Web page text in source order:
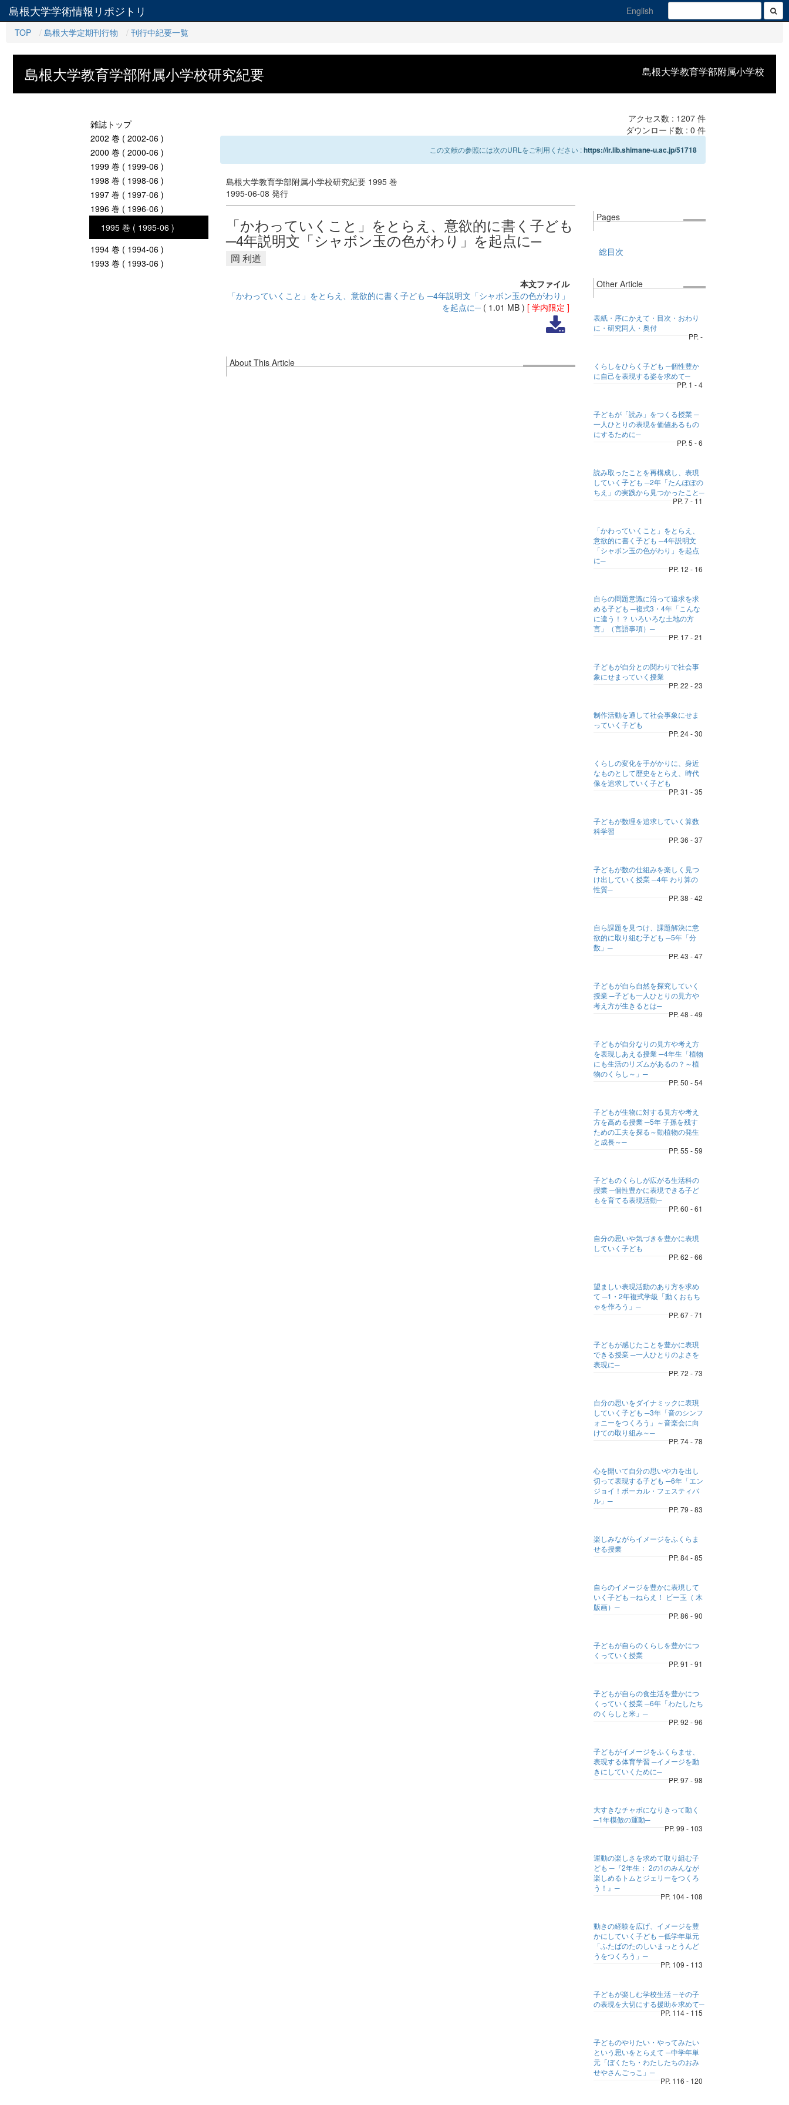
島根大学学術情報リポジトリ
English
TOP
島根大学定期刊行物 刊行中紀要一覧
島根大学教育学部附属小学校
島根大学教育学部附属小学校研究紀要
雑誌トップ
2002 巻 ( 2002-06 )
2000 巻 ( 2000-06 )
1999 巻 ( 1999-06 )
1998 巻 ( 1998-06 )
1997 巻 ( 1997-06 )
1996 巻 ( 1996-06 )
1995 巻 ( 1995-06 )
1994 巻 ( 1994-06 )
1993 巻 ( 1993-06 )
アクセス数 : 1207件
ダウンロード数 : 0 件
この文献の参照には次のURLをご利用ください :https://ir.lib.shimane-u.ac.jp/51718
島根大学教育学部附属小学校研究紀要 1995 巻
1995-06-08 発行
「かわっていくこと」をとらえ、意欲的に書く子ども
─4年説明文「シャボン玉の色がわり」を起点に─
岡 利道
本文ファイル
「かわっていくこと」をとらえ、意欲的に書く子ども ─4年説明文「シャボン玉の色がわり」
を起点に─ ( 1.01 MB )[ 学内限定 ]
About This Article
Pages
総目次
Other Article
表紙・序にかえて・目次・おわり
に・研究同人・奥付
PP. -
くらしをひらく子ども ─個性豊か
に自己を表現する姿を求めて─
PP. 1 - 4
子どもが「読み」をつくる授業 ─
一人ひとりの表現を価値あるもの
にするために─
PP. 5 - 6
読み取ったことを再構成し、表現
していく子ども ─2年「たんぽぽの
ちえ」の実践から見つかったこと─
PP. 7 - 11
「かわっていくこと」をとらえ、
意欲的に書く子ども ─4年説明文
「シャボン玉の色がわり」を起点
に─
PP. 12 - 16
自らの問題意識に沿って追求を求
める子ども ─複式3・4年「こんな
に違う！？ いろいろな土地の方
言」（言語事項）─
PP. 17 - 21
子どもが自分との関わりで社会事
象にせまっていく授業
PP. 22 - 23
制作活動を通して社会事象にせま
っていく子ども
PP. 24 - 30
くらしの変化を手がかりに、身近
なものとして歴史をとらえ、時代
像を追求していく子ども
PP. 31 - 35
子どもが数理を追求していく算数
科学習
PP. 36 - 37
子どもが数の仕組みを楽しく見つ
け出していく授業 ─4年 わり算の
性質─
PP. 38 - 42
自ら課題を見つけ、課題解決に意
欲的に取り組む子ども ─5年「分
数」─
PP. 43 - 47
子どもが自ら自然を探究していく
授業 ─子ども一人ひとりの見方や
考え方が生きるとは─
PP. 48 - 49
子どもが自分なりの見方や考え方
を表現しあえる授業 ─4年生「植物
にも生活のリズムがあるの？～植
物のくらし～」─
PP. 50 - 54
子どもが生物に対する見方や考え
方を高める授業 ─5年 子孫を残す
ための工夫を探る～動植物の発生
と成長～─
PP. 55 - 59
子どものくらしが広がる生活科の
授業 ─個性豊かに表現できる子ど
もを育てる表現活動─
PP. 60 - 61
自分の思いや気づきを豊かに表現
していく子ども
PP. 62 - 66
望ましい表現活動のあり方を求め
て ─1・2年複式学級「動くおもち
ゃを作ろう」─
PP. 67 - 71
子どもが感じたことを豊かに表現
できる授業 ─一人ひとりのよさを
表現に─
PP. 72 - 73
自分の思いをダイナミックに表現
していく子ども ─3年「音のシンフ
ォニーをつくろう」～音楽会に向
けての取り組み～─
PP. 74 - 78
心を開いて自分の思いや力を出し
切って表現する子ども ─6年「エン
ジョイ！ボーカル・フェスティバ
ル」─
PP. 79 - 83
楽しみながらイメージをふくらま
せる授業
PP. 84 - 85
自らのイメージを豊かに表現して
いく子ども ─ねらえ！ ビー玉（ 木
版画）─
PP. 86 - 90
子どもが自らのくらしを豊かにつ
くっていく授業
PP. 91 - 91
子どもが自らの食生活を豊かにつ
くっていく授業 ─6年「わたしたち
のくらしと米」─
PP. 92 - 96
子どもがイメージをふくらませ、
表現する体育学習 ─イメージを動
きにしていくために─
PP. 97 - 98
大すきなチャボになりきって動く
─1年模倣の運動─
PP. 99 - 103
運動の楽しさを求めて取り組む子
ども ─『2年生： 2の1のみんなが
楽しめるトムとジェリーをつくろ
う！』─
PP. 104 - 108
動きの経験を広げ、イメージを豊
かにしていく子ども ─低学年単元
「ふたばのたのしいまっとうんど
うをつくろう」─
PP. 109 - 113
子どもが楽しむ学校生活 ─その子
の表現を大切にする援助を求めて─
PP. 114 - 115
子どものやりたい・やってみたい
という思いをとらえて ─中学年単
元「ぼくたち・わたしたちのおみ
せやさんごっこ」─
PP. 116 - 120